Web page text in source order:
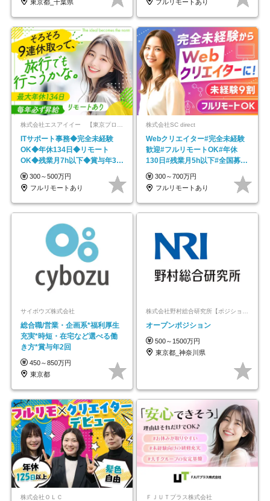
東京都_千葉県
フルリモートあり
ITサポート事務◆完全未経験
OK◆年休134日◆リモート
OK◆残業月7h以下◆賞与年3回
◆5年目まで必ず昇給
300～500万円
フルリモートあり
株式会社SC direct
Webクリエイター#完全未経験
歓迎#フルリモートOK#年休
130日#残業月5h以下#全国募集
#最大1年の研修
300～700万円
フルリモートあり
サイボウズ株式会社
総合職/営業・企画系*福利厚生
充実*時短・在宅など選べる働
き方*賞与年2回
450～850万円
東京都
オープンポジション
500～1500万円
東京都_神奈川県
株式会社ＯＬＣ ＦＪＵＴプラス株式会社